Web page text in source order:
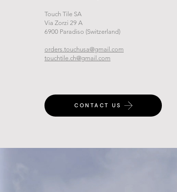
Touch Tile SA
Via Zorzi 29 A
6900 Paradiso (Switzerland)
orders.touchusa@gmail.com
touchtile.ch@gmail.com
CONTACT US